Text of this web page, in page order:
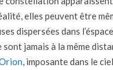
elles peuvent être
dispersées dans
jamais à la même
, imposante dans le